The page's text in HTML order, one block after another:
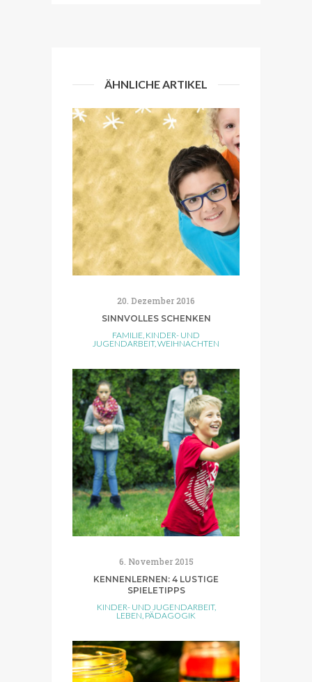
ÄHNLICHE ARTIKEL
20. Dezember 2016
SINNVOLLES SCHENKEN
FAMILIE KINDER- UND
JUGENDARBEIT, WEIHNACHTEN
6. November 2015
KENNENLERNEN: 4 LUSTIGE
SPIELETIPPS
KINDER- UND JUGENDARBEIT,
LEBEN PÄDAGOGIK